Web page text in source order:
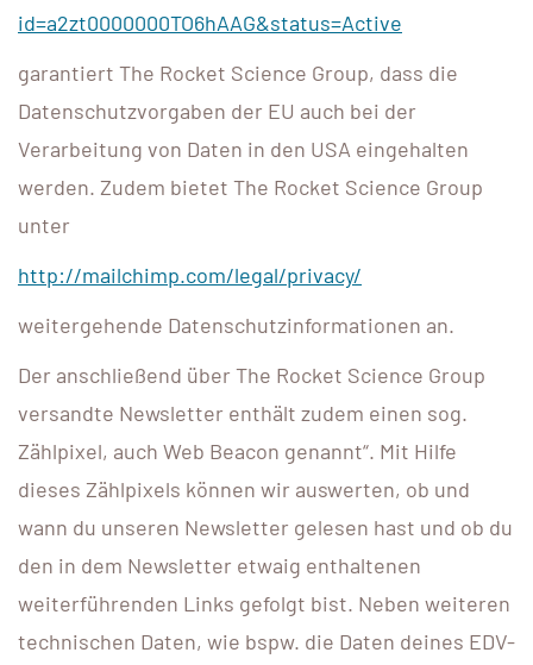
id=a2zt0000000TO6hAAG&status=Active
garantiert The Rocket Science Group, dass die
Datenschutzvorgaben der EU auch bei der
Verarbeitung von Daten in den USA eingehalten
werden. Zudem bietet The Rocket Science Group
unter
http://mailchimp.com/legal/privacy/
weitergehende Datenschutzinformationen an.
Der anschließend über The Rocket Science Group
versandte Newsletter enthält zudem einen sog.
Zählpixel, auch Web Beacon genannt“. Mit Hilfe
dieses Zählpixels können wir auswerten, ob und
wann du unseren Newsletter gelesen hast und ob du
den in dem Newsletter etwaig enthaltenen
weiterführenden Links gefolgt bist. Neben weiteren
technischen Daten, wie bspw. die Daten deines EDV-